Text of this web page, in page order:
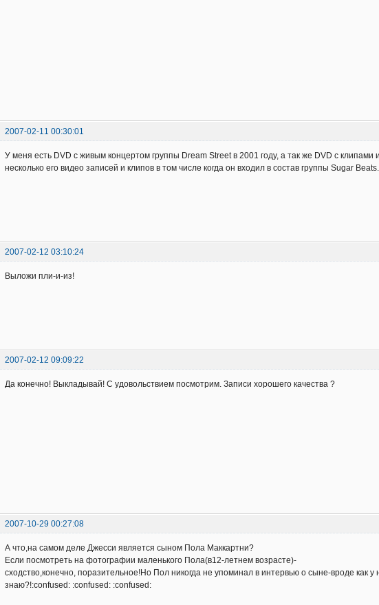
2007-02-11 00:30:01
У меня есть DVD с живым концертом группы Dream Street в 2001 году, а так же DVD с
несколько его видео записей и клипов в том числе когда он входил в состав группы Sugar
2007-02-12 03:10:24
Выложи пли-и-из!
2007-02-12 09:09:22
Да конечно! Выкладывай! С удовольствием посмотрим. Записи хорошего качества ?
2007-10-29 00:27:08
А что,на самом деле Джесси является сыном Пола Маккартни?
Если посмотреть на фотографии маленького Пола(в12-летнем возрасте)-
сходство,конечно, поразительное!Но Пол никогда не упоминал в интервью о сыне-вроде как у
знаю?!:confused: :confused: :confused: